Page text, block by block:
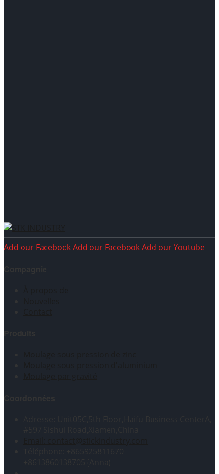
Add our FacebookAdd our FacebookAdd our Youtube